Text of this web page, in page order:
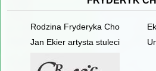
Rodzina Fryderyka Chopina na
Jan Ekier artysta stulecia - w